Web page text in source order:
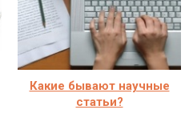
Какие бывают научные
статьи?